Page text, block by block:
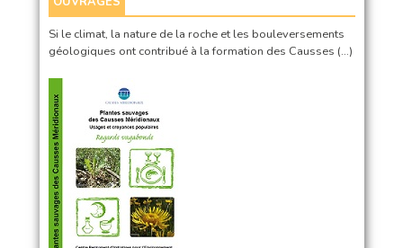
Si le climat, la nature de la roche et les bouleversements
géologiques ont contribué à la formation des Causses (…)